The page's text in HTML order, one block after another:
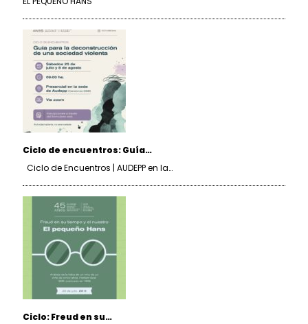
Ciclo de encuentros: Guía…
Ciclo de Encuentros | AUDEPP en la…
Ciclo: Freud en su…